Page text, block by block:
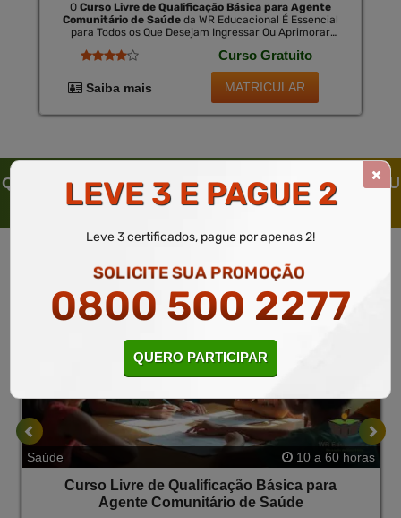
O Curso Livre de Qualificação Básica para Agente
Comunitário de Saúde da WR Educacional É Essencial
para Todos os Que Desejam Ingressar Ou Aprimorar
Este Curso Proporciona Um Entendimento Profundo
das Responsabilidades e Técnicas Necessárias para Ser
Eficaz na Promoção da Saúde Nas Comunidades. ao
Concluir o Curso, os Alunos Poderão Optar Pelo
Pequena Taxa.
Curso Gratuito
Saiba mais MATRICULAR
QUEM SOLICITOU ESTE CURSO LIVRE, SOLICITOU
TAMBÉM
Saúde 10 a 60 horas
Curso Livre de Qualificação Básica para
Agente Comunitário de Saúde
LEVE 3 E PAGUE 2
Leve 3 certificados, pague por apenas 2!
SOLICITE SUA PROMOÇÃO
0800 500 2277
QUERO PARTICIPAR